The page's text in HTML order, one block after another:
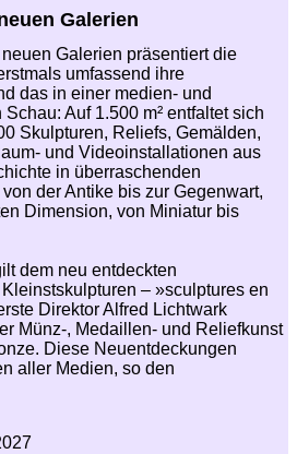
Galerien
Galerien präsentiert die
umfassend ihre
das in einer medien- und
Auf 1.500 m² entfaltet sich
Skulpturen, Reliefs, Gemälden,
und Videoinstallationen aus
in überraschenden
der Antike bis zur Gegenwart,
Dimension, von Miniatur bis
dem neu entdeckten
– »sculptures en
Direktor Alfred Lichtwark
Münz-, Medaillen- und Reliefkunst
Diese Neuentdeckungen
aller Medien, so den